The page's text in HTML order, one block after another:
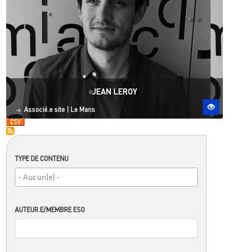
TYPE DE CONTENU
AUTEUR.E/MEMBRE ESO
JEAN LEROY
Statut
Associé.e site Site ESO
Le Mans